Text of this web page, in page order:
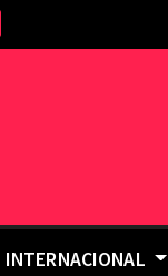
INTERNACIONAL